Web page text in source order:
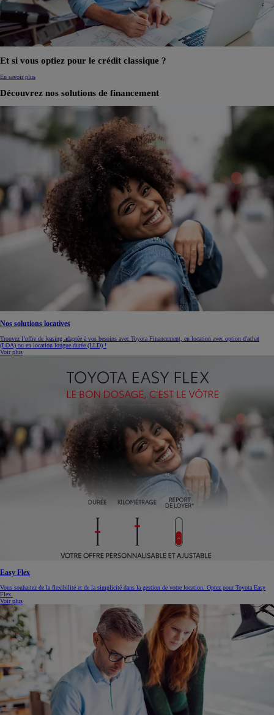
Et si vous optiez pour le crédit classique ?
En savoir plus
Découvrez nos solutions de financement
Nos solutions locatives
Trouvez l’offre de leasing adaptée à vos besoins avec Toyota Financement, en location avec option d'achat
(LOA) ou en location longue durée (LLD) !
Voir plus
Easy Flex
Vous souhaitez de la flexibilité et de la simplicité dans la gestion de votre location. Optez pour Toyota Easy
Flex.
Voir plus